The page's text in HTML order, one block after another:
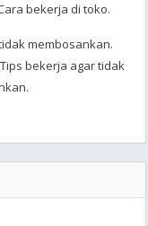
bekerja di toko.
membosankan.
bekerja agar tidak